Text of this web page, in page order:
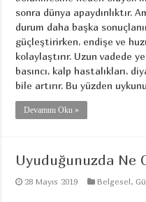
sonra dünya apaydınlıktır.
durum daha başka
güçleştirirken, endişe ve
kolaylaştırır. Uzun vadede
basıncı, kalp hastalıkları,
bile artırır. Bu yüzden
Devamını Oku »
Uyuduğunuzda Ne
28 Mayıs 2019 Belgesel,